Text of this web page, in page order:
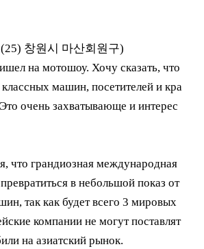
창원시 마산회원구)
на мотошоу. Хочу сказать, что
машин, посетителей и кра
очень захватывающе и интерес
что грандиозная международная
в небольшой показ от
так как будет всего 3 мировых
компании не могут поставлят
на азиатский рынок.